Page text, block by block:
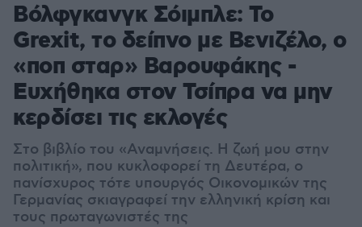
Βόλφγκανγκ Σόιμπλε: Το
Grexit, το δείπνο με Βενιζέλο, ο
«ποπ σταρ» Βαρουφάκης -
Ευχήθηκα στον Τσίπρα να μην
κερδίσει τις εκλογές
Στο βιβλίο του «Αναμνήσεις. Η ζωή μου στην
πολιτική», που κυκλοφορεί τη Δευτέρα, ο
πανίσχυρος τότε υπουργός Οικονομικών της
Γερμανίας σκιαγραφεί την ελληνική κρίση και
τους πρωταγωνιστές της